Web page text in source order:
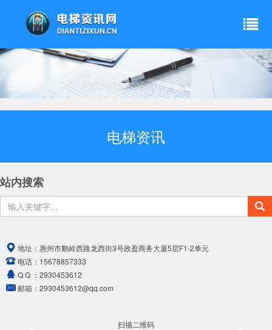
电梯资讯
站内搜索
地址： 惠州市鹅岭西路龙西街3号政盈商务大厦5层F1-2单元
电话： 15678857333
Q Q ： 2930453612
邮箱： 2930453612@qq.com
扫描二维码